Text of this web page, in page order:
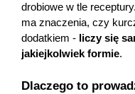
drobiowe w tle
ma znaczenia, czy
dodatkiem - liczy się
jakiejkolwiek formie.
Dlaczego to